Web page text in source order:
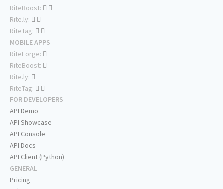
RiteBoost:
Rite.ly:
RiteTag:
MOBILE APPS
RiteForge:
RiteBoost:
Rite.ly:
RiteTag:
FOR DEVELOPERS
API Demo
API Showcase
API Console
API Docs
API Client (Python)
GENERAL
Pricing